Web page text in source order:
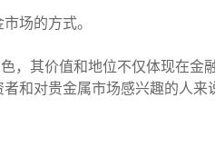
场的方式。
，其价值和地位不仅体现在
和对贵金属市场感兴趣的人来